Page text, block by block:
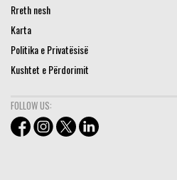
Rreth nesh
Karta
Politika e Privatësisë
Kushtet e Përdorimit
FOLLOW US: